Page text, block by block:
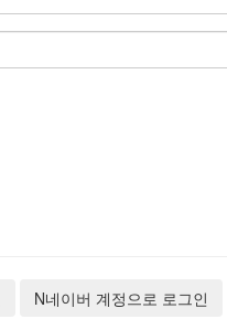
N네이버 계정으로 로그인